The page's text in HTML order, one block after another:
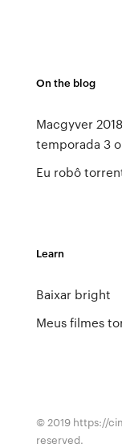
On the blog
Macgyver 2018
temporada 3
Eu robô
Learn
Baixar bright
Meus filmes
© 2019 https://
reserved.